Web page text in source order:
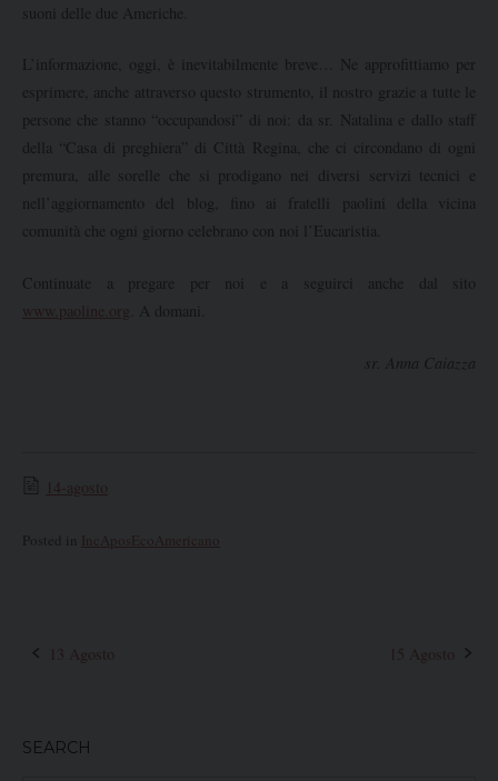
suoni delle due Americhe.
L’informazione, oggi, è inevitabilmente breve… Ne approfittiamo per
esprimere, anche attraverso questo strumento, il nostro grazie a tutte le
persone che stanno “occupandosi” di noi: da sr. Natalina e dallo staff
della “Casa di preghiera” di Città Regina, che ci circondano di ogni
premura, alle sorelle che si prodigano nei diversi servizi tecnici e
nell’aggiornamento del blog, fino ai fratelli paolini della vicina
comunità che ogni giorno celebrano con noi l’Eucaristia.
Continuate a pregare per noi e a seguirci anche dal sito
www.paoline.org . A domani.
sr. Anna Caiazza
14-agosto
Posted in IncAposEcoAmericano
Post
13 Agosto 15 Agosto
SEARCH